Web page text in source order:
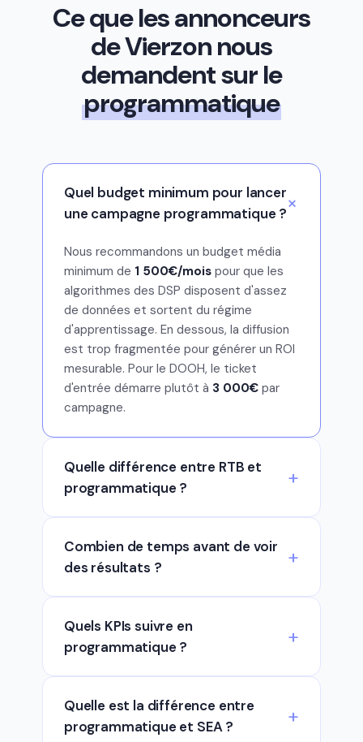
Ce que les annonceurs
de Vierzon nous
demandent sur le
programmatique
Quel budget minimum pour lancer
une campagne programmatique ?
Nous recommandons un budget média
minimum de 1 500€/mois pour que les
algorithmes des DSP disposent d'assez
de données et sortent du régime
d'apprentissage. En dessous, la diffusion
est trop fragmentée pour générer un ROI
mesurable. Pour le DOOH, le ticket
d'entrée démarre plutôt à 3 000€ par
campagne.
Quelle différence entre RTB et
programmatique ?
Combien de temps avant de voir
des résultats ?
Quels KPIs suivre en
programmatique ?
Quelle est la différence entre
programmatique et SEA ?